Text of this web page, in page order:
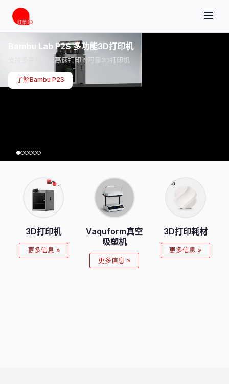
Bambu Lab P2S 多功能3D打印机
支持多色打印、高速打印的可靠3D打印机
了解Bambu P2S
3D打印机
更多信息 »
Vaquform真空
吸塑机
更多信息 »
3D打印耗材
更多信息 »